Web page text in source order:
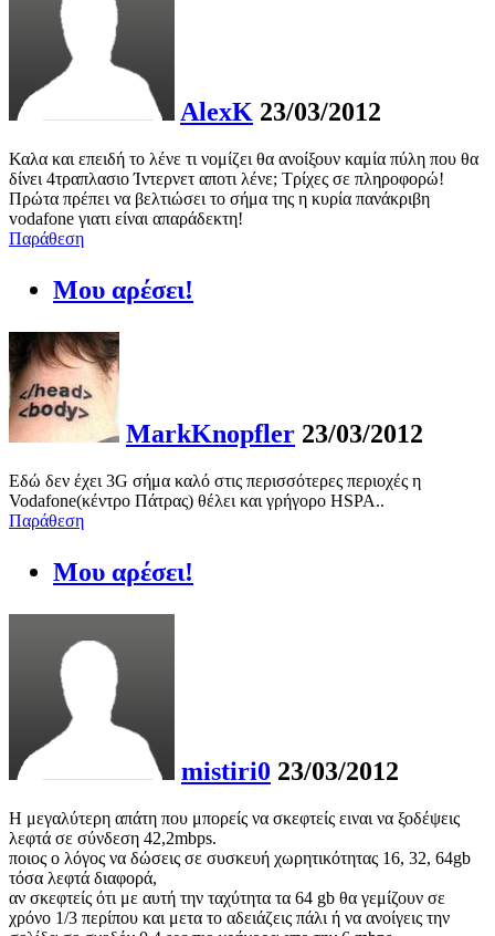
AlexK 23/03/2012
Καλα και επειδή το λένε τι νομίζει θα ανοίξουν καμία πύλη που θα
δίνει 4τραπλασιο Ίντερνετ αποτι λένε; Τρίχες σε πληροφορώ!
Πρώτα πρέπει να βελτιώσει το σήμα της η κυρία πανάκριβη
vodafone γιατι είναι απαράδεκτη!
Παράθεση
Μου αρέσει!
MarkKnopfler 23/03/2012
Εδώ δεν έχει 3G σήμα καλό στις περισσότερες περιοχές η
Vodafone(κέντρο Πάτρας) θέλει και γρήγορο HSPA..
Παράθεση
Μου αρέσει!
mistiri0 23/03/2012
Η μεγαλύτερη απάτη που μπορείς να σκεφτείς ειναι να ξοδέψεις
λεφτά σε σύνδεση 42,2mbps.
ποιος ο λόγος να δώσεις σε συσκευή χωρητικότητας 16, 32, 64gb
τόσα λεφτά διαφορά,
αν σκεφτείς ότι με αυτή την ταχύτητα τα 64 gb θα γεμίζουν σε
χρόνο 1/3 περίπου και μετα το αδειάζεις πάλι ή να ανοίγεις την